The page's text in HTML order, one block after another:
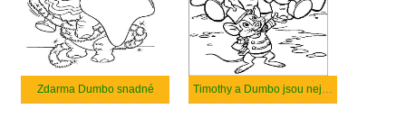
Zdarma Dumbo snadné Timothy a Dumbo jsou nejlepší přátelé